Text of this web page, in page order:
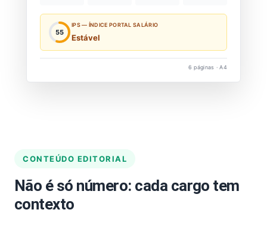
55
IPS — ÍNDICE PORTAL SALÁRIO
Estável
6 páginas · A4
CONTEÚDO EDITORIAL
Não é só número: cada cargo tem
contexto